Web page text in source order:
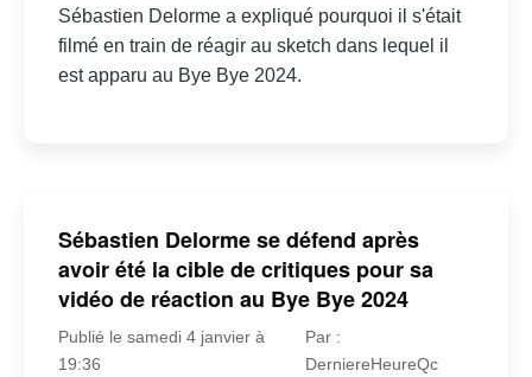
Sébastien Delorme a expliqué pourquoi il s'était
filmé en train de réagir au sketch dans lequel il
est apparu au Bye Bye 2024.
Sébastien Delorme se défend après
avoir été la cible de critiques pour sa
vidéo de réaction au Bye Bye 2024
Publié le samedi 4 janvier à
19:36
Par :
DerniereHeureQc